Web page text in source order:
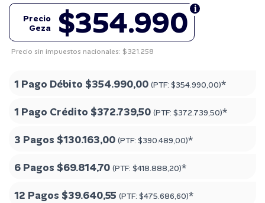
$354.990
Precio
Geza
Precio sin impuestos nacionales: $321.258
1 Pago Débito $354.990,00 (PTF: $354.990,00)*
1 Pago Crédito $372.739,50 (PTF: $372.739,50)*
3 Pagos $130.163,00 (PTF: $390.489,00)*
6 Pagos $69.814,70 (PTF: $418.888,20)*
12 Pagos $39.640,55 (PTF: $475.686,60)*